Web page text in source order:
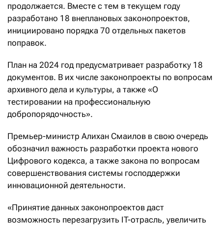
продолжается. Вместе с тем в текущем году
разработано 18 внеплановых законопроектов,
инициировано порядка 70 отдельных пакетов
поправок.
План на 2024 год предусматривает разработку 18
документов. В их числе законопроекты по вопросам
архивного дела и культуры, а также «О
тестировании на профессиональную
добропорядочность».
Премьер-министр Алихан Смаилов в свою очередь
обозначил важность разработки проекта нового
Цифрового кодекса, а также закона по вопросам
совершенствования системы господдержки
инновационной деятельности.
«Принятие данных законопроектов даст
возможность перезагрузить IT-отрасль, увеличить